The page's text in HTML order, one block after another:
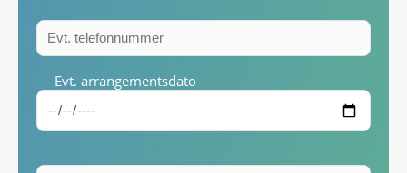
Evt. arrangementsdato